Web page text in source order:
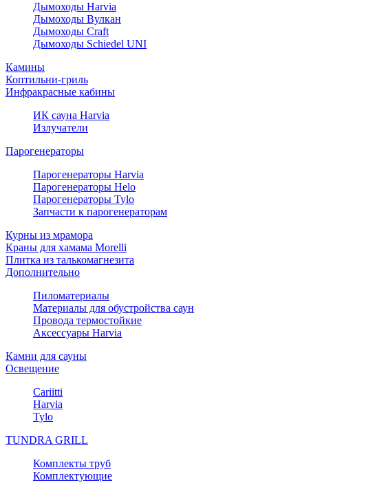
Дымоходы Harvia
Дымоходы Вулкан
Дымоходы Craft
Дымоходы Schiedel UNI
Камины
Коптильни-гриль
Инфракрасные кабины
ИК сауна Harvia
Излучатели
Парогенераторы
Парогенераторы Harvia
Парогенераторы Helo
Парогенераторы Tylo
Запчасти к парогенераторам
Курны из мрамора
Краны для хамама Morelli
Плитка из талькомагнезита
Дополнительно
Пиломатериалы
Материалы для обустройства саун
Провода термостойкие
Аксессуары Harvia
Камни для сауны
Освещение
Cariitti
Harvia
Tylo
TUNDRA GRILL
Комплекты труб
Комплектующие